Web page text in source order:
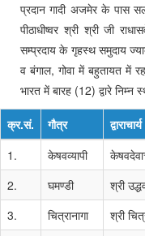
प्रदान गादी अजमेर के पास
पीठाधीष्वर श्री श्री जी
सम्प्रदाय के गृहस्थ समुदाय
व बंगाल, गोवा में बहुतायत में
भारत में बारह (12) द्वारे निम्न
क्र.सं. गौत्र द्वाराचार्य
1.
केषवव्यापी
2.
घमण्डी श्री
3.
चित्रानागा श्री